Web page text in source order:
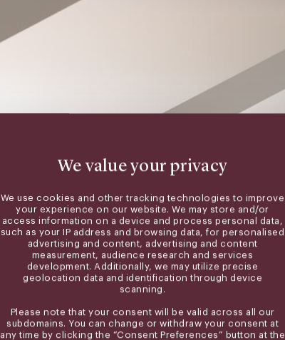
We value your privacy
We use cookies and other tracking technologies to improve
your experience on our website. We may store and/or
access information on a device and process personal data,
such as your IP address and browsing data, for personalised
advertising and content, advertising and content
measurement, audience research and services
development. Additionally, we may utilize precise
geolocation data and identification through device
scanning.
Please note that your consent will be valid across all our
subdomains. You can change or withdraw your consent at
any time by clicking the “Consent Preferences” button at the